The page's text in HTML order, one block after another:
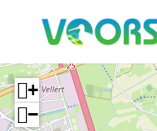
a
n
a
+
−